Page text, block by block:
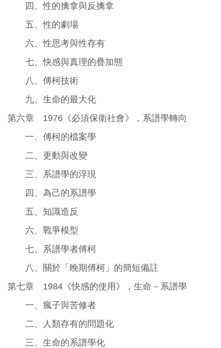
四、性的擒拿與反擒拿
五、性的劇場
六、性思考與性存有
七、快感與真理的疊加態
八、傅柯技術
九、生命的最大化
第六章 1976《必須保衛社會》，系譜學轉向
一、傅柯的檔案學
二、更動與改變
三、系譜學的浮現
四、為己的系譜學
五、知識造反
六、戰爭模型
七、系譜學者傅柯
八、關於「晚期傅柯」的簡短備註
第七章 1984《快感的使用》，生命－系譜學
一、瘋子與苦修者
二、人類存有的問題化
三、生命的系譜學化